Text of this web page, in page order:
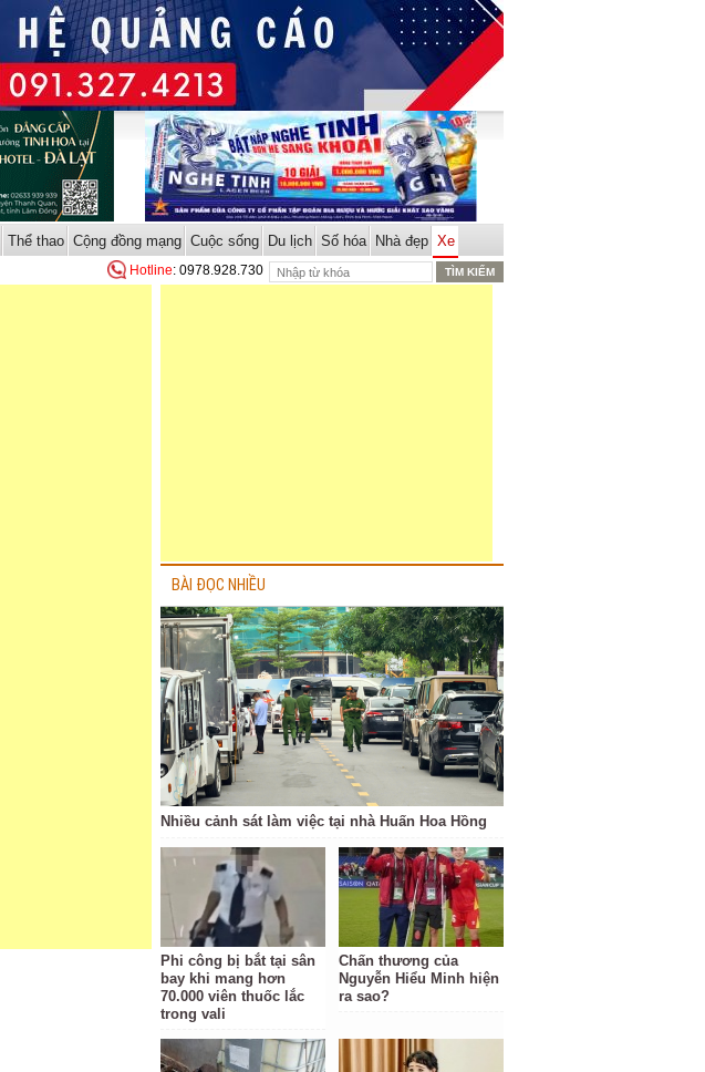
Thể thao Cộng đồng mạng Cuộc sống Du lịch Số hóa Nhà đẹp Xe
Hotline: 0978.928.730
BÀI ĐỌC NHIỀU
Nhiều cảnh sát làm việc tại nhà Huấn Hoa Hồng
Phi công bị bắt tại sân
bay khi mang hơn
70.000 viên thuốc lắc
trong vali
Chấn thương của
Nguyễn Hiểu Minh hiện
ra sao?